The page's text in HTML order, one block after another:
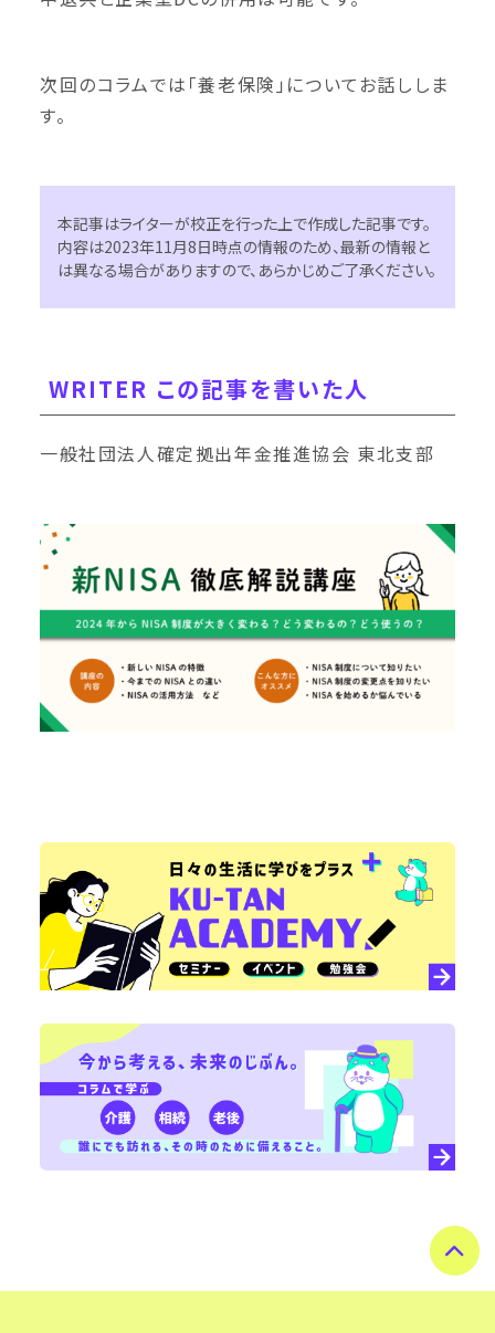
次回のコラムでは「養老保険」についてお話ししま
す。
本記事はライターが校正を行った上で作成した記事です。
内容は2023年11月8日時点の情報のため、最新の情報と
は異なる場合がありますので、あらかじめご了承ください。
WRITER この記事を書いた人
一般社団法人確定拠出年金推進協会 東北支部